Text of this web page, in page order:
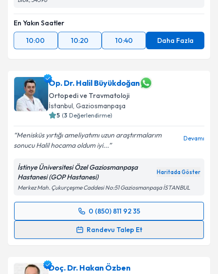
En Yakın Saatler
10:00
10:20 10:40 Daha Fazla
Op. Dr. Halil Büyükdoğan
Ortopedi ve Travmatoloji
İstanbul, Gaziosmanpaşa
5 (3 Değerlendirme)
Menisküs yırtığı ameliyatımı uzun araştırmalarım
sonucu Halil hocama oldum iyi...
Devamı
İstinye Üniversitesi Özel Gaziosmanpaşa
Hastanesi (GOP Hastanesi)
Haritada Göster
Merkez Mah. Çukurçeşme Caddesi No:51 Gaziosmanpaşa İSTANBUL
0 (850) 811 92 35
Randevu Talep Et
Randevu Takvimi Talebi
takvim hazırlandığında e-posta ile bilgilendireceğiz.
Doç. Dr. Hakan Özben